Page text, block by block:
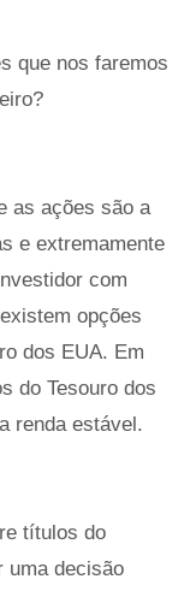
que nos faremos
as ações são a
e extremamente
com
opções
dos EUA. Em
do Tesouro dos
renda estável.
títulos do
uma decisão